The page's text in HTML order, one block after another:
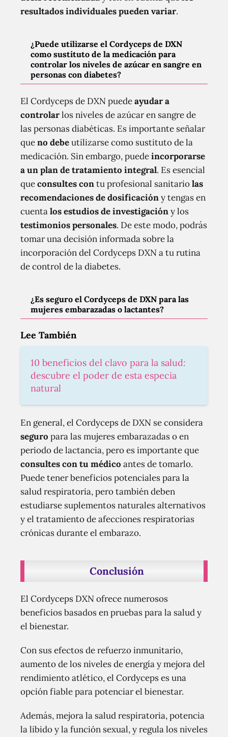
resultados individuales pueden variar.
¿Puede utilizarse el Cordyceps de DXN
como sustituto de la medicación para
controlar los niveles de azúcar en sangre en
personas con diabetes?
El Cordyceps de DXN puedeayudar a
controlarlos niveles de azúcar en sangre de
las personas diabéticas. Es importante señalar
queno debeutilizarse como sustituto de la
medicación. Sin embargo, puedeincorporarse
a un plan de tratamiento integral. Es esencial
queconsultes contu profesional sanitariolas
recomendaciones de dosificacióny tengas en
cuentalos estudios de investigacióny los
testimonios personales. De este modo, podrás
tomar una decisión informada sobre la
incorporación del Cordyceps DXN a tu rutina
de control de la diabetes.
¿Es seguro el Cordyceps de DXN para las
mujeres embarazadas o lactantes?
Lee También
10 beneficios del clavo para la salud:
descubre el poder de esta especia
natural
En general, el Cordyceps de DXN se considera
seguro para las mujeres embarazadas o en
periodo de lactancia, pero es importante que
consultes con tu médico antes de tomarlo.
Puede tener beneficios potenciales para la
salud respiratoria, pero también deben
estudiarse suplementos naturales alternativos
y el tratamiento de afecciones respiratorias
crónicas durante el embarazo.
Conclusión
El Cordyceps DXN ofrece numerosos
beneficios basados en pruebas para la salud y
el bienestar.
Con sus efectos de refuerzo inmunitario,
aumento de los niveles de energía y mejora del
rendimiento atlético, el Cordyceps es una
opción fiable para potenciar el bienestar.
Además, mejora la salud respiratoria, potencia
la libido y la función sexual, y regula los niveles